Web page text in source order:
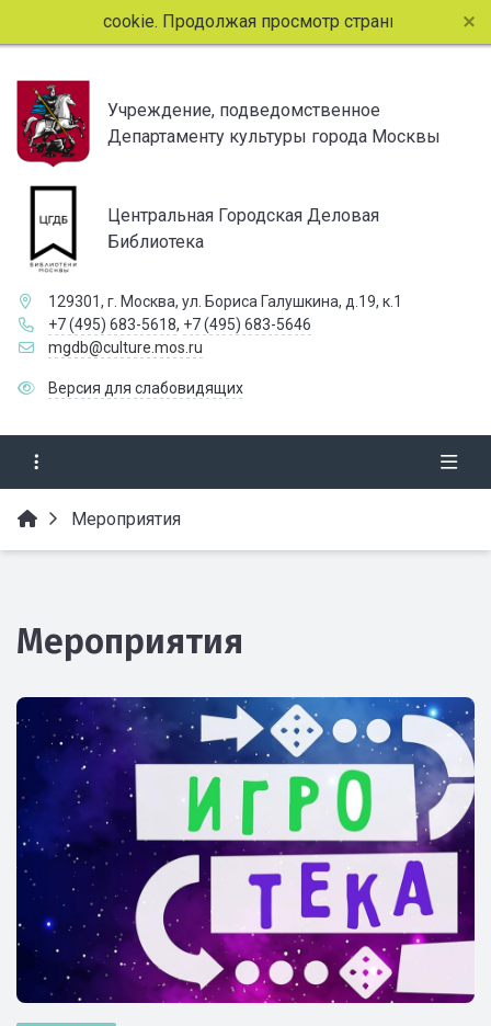
cookie. Продолжая просмотр страниц сайта, вы
Учреждение, подведомственное
Департаменту культуры города Москвы
Центральная Городская Деловая
Библиотека
129301, г. Москва, ул. Бориса Галушкина, д.19, к.1
+7 (495) 683-5618, +7 (495) 683-5646
mgdb@culture.mos.ru
Версия для слабовидящих
Мероприятия
Мероприятия